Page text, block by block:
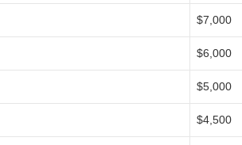
$7,000
$6,000
$5,000
$4,500